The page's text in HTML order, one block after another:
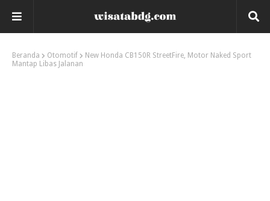
Beranda Otomotif
New Honda CB150R StreetFire, Motor Naked Sport
Mantap Libas Jalanan